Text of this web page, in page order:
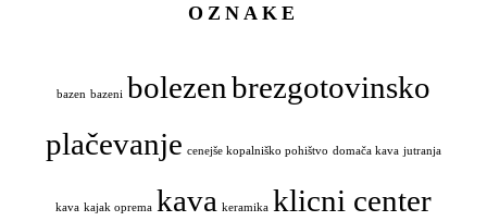
OZNAKE
bazen bazeni bolezenbrezgotovinsko
plačevanje cenejše kopalniško pohištvo domača kava jutranja
kava kajak oprema kava keramika klicni center